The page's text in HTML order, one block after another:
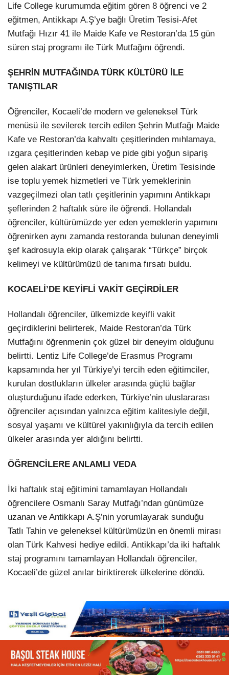
Life College kurumumda eğitim gören 8 öğrenci ve 2
eğitmen, Antikkapı A.Ş’ye bağlı Üretim Tesisi-Afet
Mutfağı Hızır 41 ile Maide Kafe ve Restoran’da 15 gün
süren staj programı ile Türk Mutfağını öğrendi.
ŞEHRİN MUTFAĞINDA TÜRK KÜLTÜRÜ İLE
TANIŞTILAR
Öğrenciler, Kocaeli’de modern ve geleneksel Türk
menüsü ile sevilerek tercih edilen Şehrin Mutfağı Maide
Kafe ve Restoran’da kahvaltı çeşitlerinden mıhlamaya,
ızgara çeşitlerinden kebap ve pide gibi yoğun sipariş
gelen alakart ürünleri deneyimlerken, Üretim Tesisinde
ise toplu yemek hizmetleri ve Türk yemeklerinin
vazgeçilmezi olan tatlı çeşitlerinin yapımını Antikkapı
şeflerinden 2 haftalık süre ile öğrendi. Hollandalı
öğrenciler, kültürümüzde yer eden yemeklerin yapımını
öğrenirken aynı zamanda restoranda bulunan deneyimli
şef kadrosuyla ekip olarak çalışarak “Türkçe” birçok
kelimeyi ve kültürümüzü de tanıma fırsatı buldu.
KOCAELİ’DE KEYİFLİ VAKİT GEÇİRDİLER
Hollandalı öğrenciler, ülkemizde keyifli vakit
geçirdiklerini belirterek, Maide Restoran’da Türk
Mutfağını öğrenmenin çok güzel bir deneyim olduğunu
belirtti. Lentiz Life College’de Erasmus Programı
kapsamında her yıl Türkiye’yi tercih eden eğitimciler,
kurulan dostlukların ülkeler arasında güçlü bağlar
oluşturduğunu ifade ederken, Türkiye’nin uluslararası
öğrenciler açısından yalnızca eğitim kalitesiyle değil,
sosyal yaşamı ve kültürel yakınlığıyla da tercih edilen
ülkeler arasında yer aldığını belirtti.
ÖĞRENCİLERE ANLAMLI VEDA
İki haftalık staj eğitimini tamamlayan Hollandalı
öğrencilere Osmanlı Saray Mutfağı’ndan günümüze
uzanan ve Antikkapı A.Ş’nin yorumlayarak sunduğu
Tatlı Tahin ve geleneksel kültürümüzün en önemli mirası
olan Türk Kahvesi hediye edildi. Antikkapı’da iki haftalık
staj programını tamamlayan Hollandalı öğrenciler,
Kocaeli’de güzel anılar biriktirerek ülkelerine döndü.